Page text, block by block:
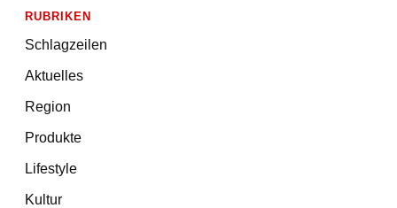
RUBRIKEN
Schlagzeilen
Aktuelles
Region
Produkte
Lifestyle
Kultur